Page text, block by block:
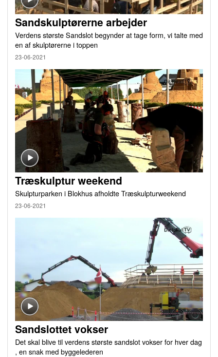
Sandskulptørerne arbejder
Verdens største Sandslot begynder at tage form, vi talte med
en af skulptørerne i toppen
23-06-2021
Træskulptur weekend
Skulpturparken i Blokhus afholdte Træskulpturweekend
23-06-2021
Sandslottet vokser
Det skal blive til verdens største sandslot vokser for hver dag
, en snak med byggelederen